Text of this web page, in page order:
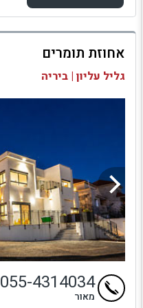
למתחם זה
בדיקת זמינות ומחירים
אחוזת תומרים
גליל עליון | ביריה
055-4314034
מאור